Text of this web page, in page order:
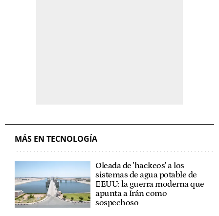
MÁS EN TECNOLOGÍA
Oleada de 'hackeos' a los
sistemas de agua potable de
EEUU: la guerra moderna que
apunta a Irán como
sospechoso